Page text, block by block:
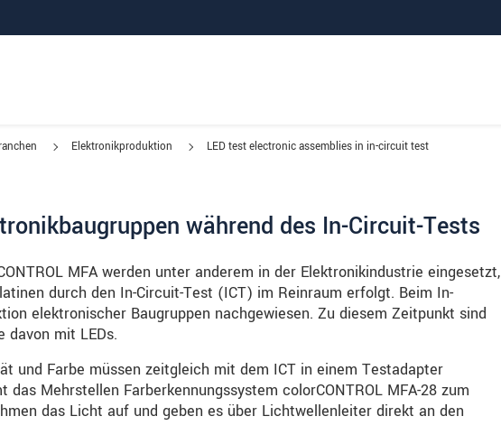
Elektronikproduktion LED test electronic assemblies in in-circuit test
während des In-Circuit-Tests
MFA werden unter anderem in der Elektronikindustrie eingesetzt,
durch den In-Circuit-Test (ICT) im Reinraum erfolgt. Beim In-
elektronischer Baugruppen nachgewiesen. Zu diesem Zeitpunkt sind
davon mit LEDs.
und Farbe müssen zeitgleich mit dem ICT in einem Testadapter
Mehrstellen Farberkennungssystem colorCONTROL MFA-28 zum
das Licht auf und geben es über Lichtwellenleiter direkt an den